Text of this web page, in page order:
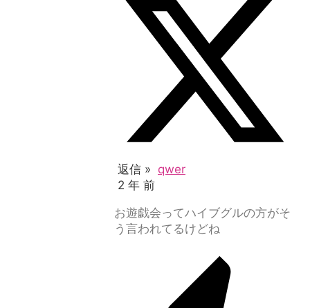
返信 » qwer
2 年 前
お遊戯会ってハイブグルの方がそ
う言われてるけどね